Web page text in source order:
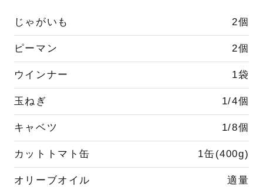
じゃがいも 2個
ピーマン 2個
ウインナー 1袋
玉ねぎ 1/4個
キャベツ 1/8個
カットトマト缶 1缶(400g)
オリーブオイル 適量